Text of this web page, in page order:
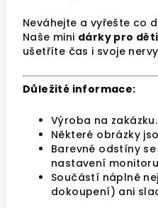
Neváhejte a vyřešte co
Naše mini dárky pro
ušetříte čas i svoje
Důležité informace:
Výroba na zakázku.
Některé obrázky
Barevné odstíny
nastavení
Součástí náplně
dokoupení) ani